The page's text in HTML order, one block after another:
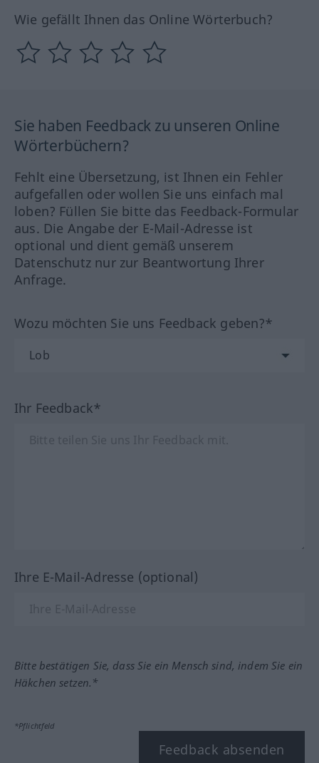
Wie gefällt Ihnen das Online Wörterbuch?
Sie haben Feedback zu unseren Online
Wörterbüchern?
Fehlt eine Übersetzung, ist Ihnen ein Fehler
aufgefallen oder wollen Sie uns einfach mal
loben? Füllen Sie bitte das Feedback-Formular
aus. Die Angabe der E-Mail-Adresse ist
optional und dient gemäß unserem
Datenschutz nur zur Beantwortung Ihrer
Anfrage.
Wozu möchten Sie uns Feedback geben?*
Ihr Feedback*
Ihre E-Mail-Adresse (optional)
Bitte bestätigen Sie, dass Sie ein Mensch sind, indem Sie ein
Häkchen setzen.*
*Pflichtfeld
Feedback absenden